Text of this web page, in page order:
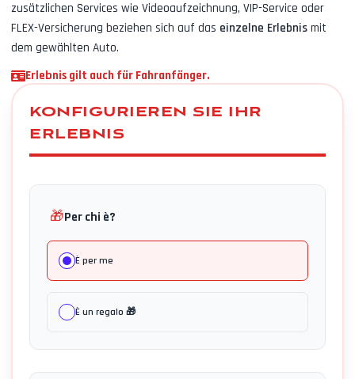
zusätzlichen Services wie Videoaufzeichnung, VIP-Service oder
FLEX-Versicherung beziehen sich auf das einzelne Erlebnis mit
dem gewählten Auto.
Erlebnis gilt auch für Fahranfänger.
KONFIGURIEREN SIE IHR
ERLEBNIS
🎁Per chi è?
È per me
È un regalo 🎁